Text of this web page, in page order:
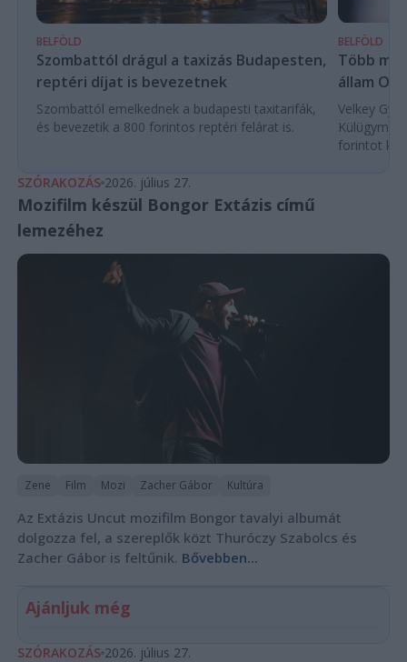
BELFÖLD
Szombattól drágul a taxizás Budapesten,
reptéri díjat is bevezetnek
Szombattól emelkednek a budapesti taxitarifák,
és bevezetik a 800 forintos reptéri felárat is.
BELFÖLD
Több
állam
Velkey
forintot
SZÓRAKOZÁS 2026. július 27.
Mozifilm készül Bongor Extázis című
lemezéhez
Zene Film Mozi Zacher Gábor Kultúra
Az Extázis Uncut mozifilm Bongor tavalyi albumát
dolgozza fel, a szereplők közt Thuróczy Szabolcs és
Zacher Gábor is feltűnik. Bővebben...
Ajánljuk még
SZÓRAKOZÁS 2026. július 27.